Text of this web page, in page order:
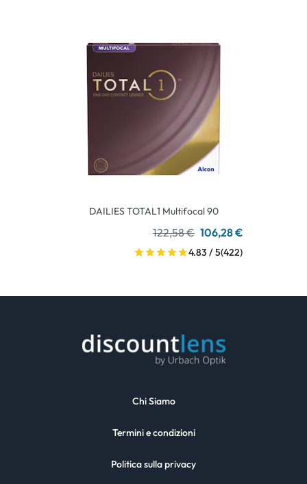
DAILIES TOTAL1 Multifocal 90
122,58 € 106,28 €
4.83 / 5(422)
Chi Siamo
Termini e condizioni
Politica sulla privacy